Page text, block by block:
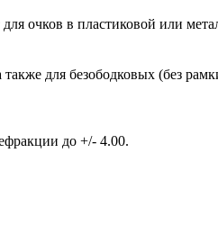
очков в пластиковой или
для безободковых (без
до +/- 4.00.